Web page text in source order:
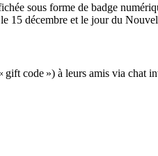
sous forme de badge
15 décembre et le jour du
code ») à leurs amis via chat